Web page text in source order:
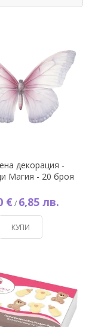
декорация -
Магия - 20 броя
€ / 6,85 лв.
КУПИ